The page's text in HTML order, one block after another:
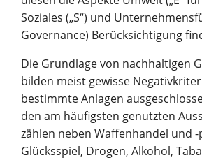
Soziales („S“) und
Governance) Berücksichtigung
Die Grundlage von nachhaltigen
bilden meist gewisse
bestimmte Anlagen
den am häufigsten genutzten
zählen neben Waffenhandel und
Glücksspiel, Drogen, Alkohol,